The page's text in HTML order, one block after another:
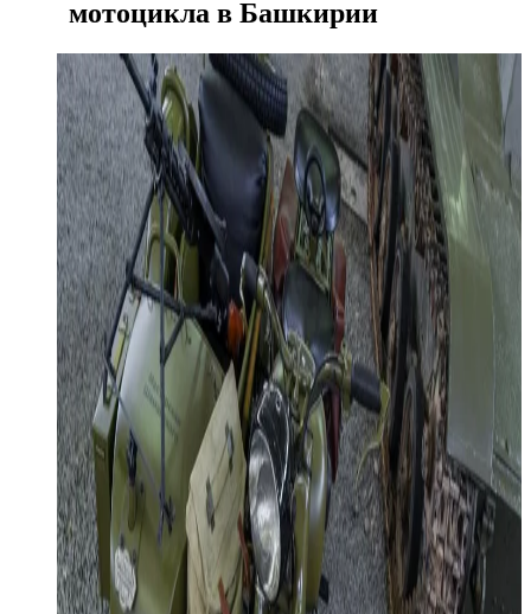
мотоцикла в Башкирии